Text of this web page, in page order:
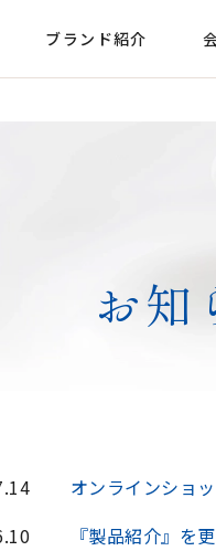
ブランド紹介
お知
オンラインショ
『製品紹介』を